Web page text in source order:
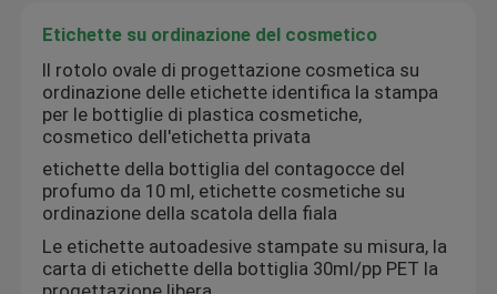
Etichette su ordinazione del cosmetico
Il rotolo ovale di progettazione cosmetica su
ordinazione delle etichette identifica la stampa
per le bottiglie di plastica cosmetiche,
cosmetico dell'etichetta privata
etichette della bottiglia del contagocce del
profumo da 10 ml, etichette cosmetiche su
ordinazione della scatola della fiala
Le etichette autoadesive stampate su misura, la
carta di etichette della bottiglia 30ml/pp PET la